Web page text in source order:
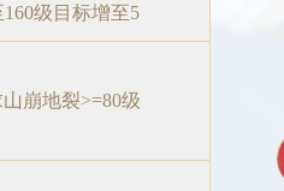
160级目标增至5
崩地裂>=80级